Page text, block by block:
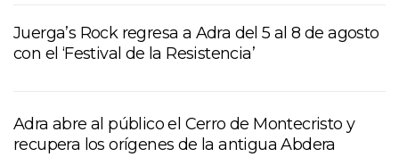
Juerga’s Rock regresa a Adra del 5 al 8 de agosto
con el ‘Festival de la Resistencia’
Adra abre al público el Cerro de Montecristo y
recupera los orígenes de la antigua Abdera